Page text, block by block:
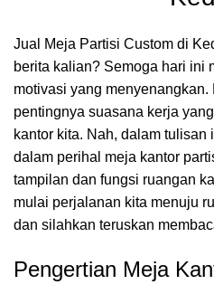
Jual Meja Partisi Custom di
berita kalian? Semoga hari ini
motivasi yang
pentingnya suasana kerja
kantor kita. Nah, dalam tulisan
dalam perihal meja kantor
tampilan dan fungsi ruangan
mulai perjalanan kita menuju
dan silahkan teruskan
Pengertian Meja